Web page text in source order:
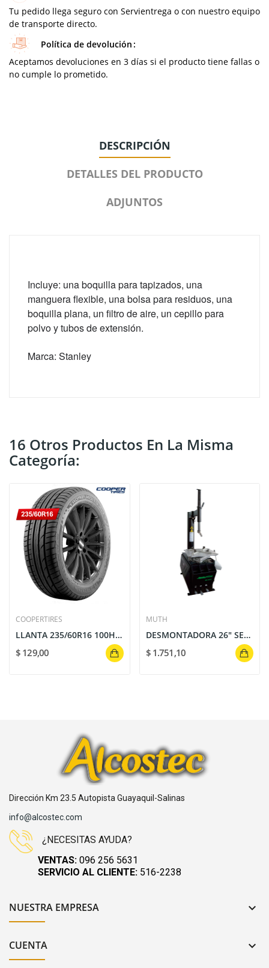
Tu pedido llega seguro con Servientrega o con nuestro equipo
de transporte directo.
Política de devolución
Aceptamos devoluciones en 3 días si el producto tiene fallas o
no cumple lo prometido.
DESCRIPCIÓN
DETALLES DEL PRODUCTO
ADJUNTOS
Incluye: una boquilla para tapizados, una
manguera flexible, una bolsa para residuos, una
boquilla plana, un filtro de aire, un cepillo para
polvo y tubos de extensión.
Marca: Stanley
16 Otros Productos En La Misma
Categoría:
COOPERTIRES
LLANTA 235/60R16 100H EVOLUTION SPORT COOPER
$ 129,00
MUTH
DESMONTADORA 26" SEMIAUTOMATICA DE 3 PEDALES...
$ 1.751,10
Dirección Km 23.5 Autopista Guayaquil-Salinas
info@alcostec.com
¿NECESITAS AYUDA?
VENTAS: 096 256 5631
SERVICIO AL CLIENTE: 516-2238
NUESTRA EMPRESA 
CUENTA 